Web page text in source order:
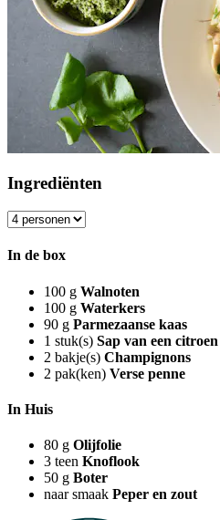
Ingrediënten
In de box
100 g Walnoten
100 g Waterkers
90 g Parmezaanse kaas
1 stuk(s) Sap van een citroen
2 bakje(s) Champignons
2 pak(ken) Verse penne
In Huis
80 g Olijfolie
3 teen Knoflook
50 g Boter
naar smaak Peper en zout